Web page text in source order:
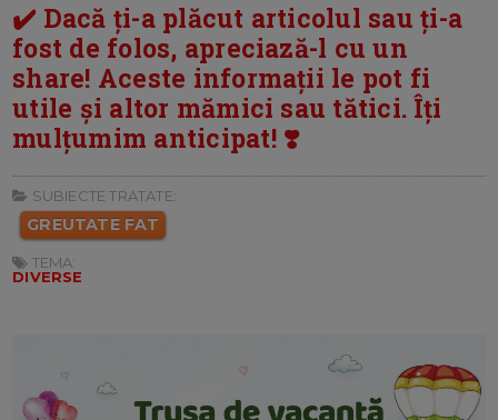
✔️ Dacă ți-a plăcut articolul sau ți-a
fost de folos, apreciază-l cu un
share! Aceste informații le pot fi
utile și altor mămici sau tătici. Îți
mulțumim anticipat! ❣️
SUBIECTE TRATATE:
GREUTATE FAT
TEMA:
DIVERSE